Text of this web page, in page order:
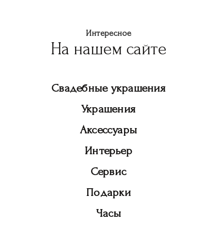
Интересное
На нашем сайте
Свадебные украшения
Украшения
Аксессуары
Интерьер
Сервис
Подарки
Часы